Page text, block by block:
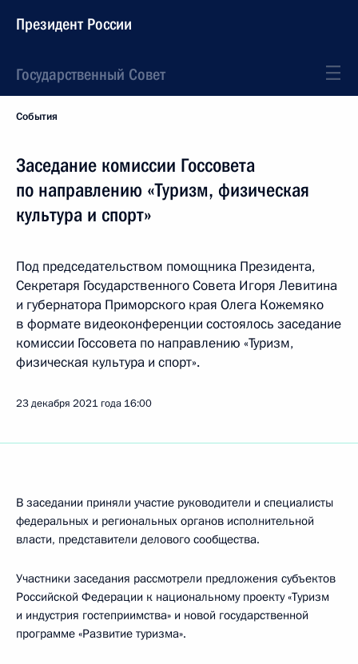
Президент России
Государственный Совет
События
Заседание комиссии Госсовета
по направлению «Туризм, физическая
культура и спорт»
Под председательством помощника Президента,
Секретаря Государственного Совета Игоря Левитина
и губернатора Приморского края Олега Кожемяко
в формате видеоконференции состоялось заседание
комиссии Госсовета по направлению «Туризм,
физическая культура и спорт».
23 декабря 2021 года 16:00
В заседании приняли участие руководители и специалисты
федеральных и региональных органов исполнительной
власти, представители делового сообщества.
Участники заседания рассмотрели предложения субъектов
Российской Федерации к национальному проекту «Туризм
и индустрия гостеприимства» и новой государственной
программе «Развитие туризма».